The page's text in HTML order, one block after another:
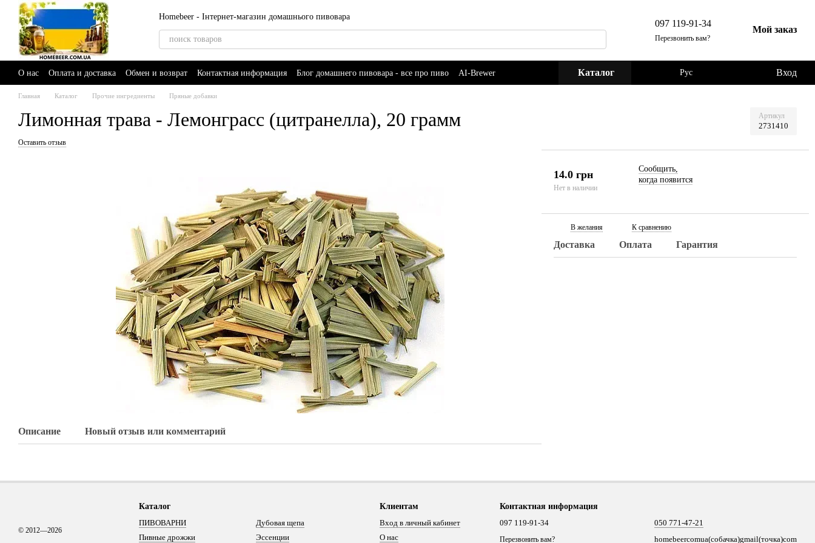
Перейти к основному контенту
Homebeer - Інтернет-магазин домашнього пивовара
097 119-91-34
Перезвонить вам?
Мой заказ
О нас Оплата и доставка Обмен и возврат Контактная информация Блог домашнего пивовара - все про пиво AI-Brewer Каталог Рус Вход
Главная Каталог Прочие ингредиенты Пряные добавки
Лимонная трава - Лемонграсс (цитранелла), 20 грамм Артикул
2731410
Оставить отзыв
Описание Новый отзыв или комментарий
14.0 грн
Нет в наличии
Сообщить,
когда появится
В желания К сравнению
Доставка Оплата Гарантия
© 2012—2026
Каталог
ПИВОВАРНИ
Пивные дрожжи
Дубовая щепа
Эссенции
Клиентам
Вход в личный кабинет
О нас
Контактная информация
097 119-91-34
Перезвонить вам?
050 771-47-21
homebeercomua(собачка)gmail(точка)com